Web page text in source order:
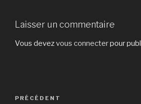
Laisser un commentaire
Vous devezvous connecterpour
Navigation
Article
PRÉCÉDENT